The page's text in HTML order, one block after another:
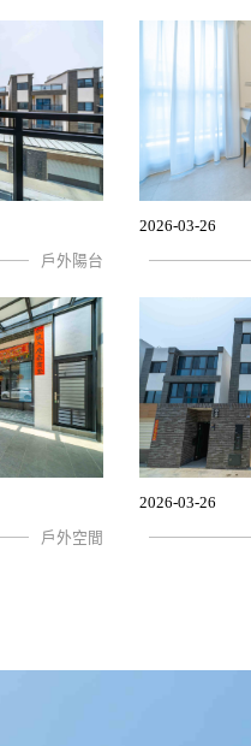
戶外陽台
2026-03-26
戶外空間
2026-03-26